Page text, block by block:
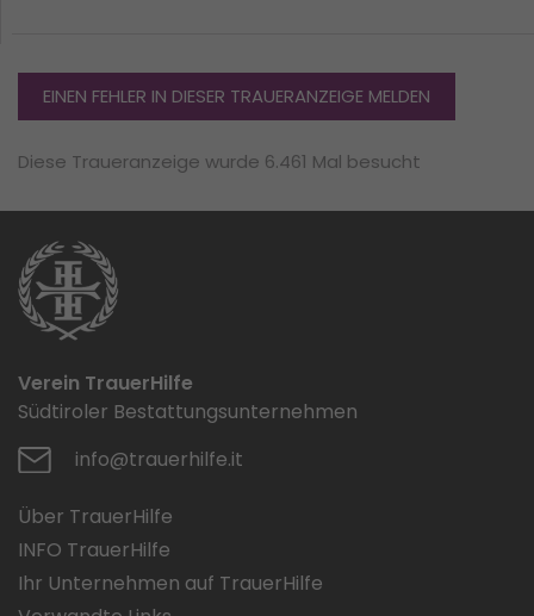
EINEN FEHLER IN DIESER TRAUERANZEIGE MELDEN
Diese Traueranzeige wurde 6.461 Mal besucht
Verein TrauerHilfe
Südtiroler Bestattungsunternehmen
info@trauerhilfe.it
Über TrauerHilfe
INFO TrauerHilfe
Ihr Unternehmen auf TrauerHilfe